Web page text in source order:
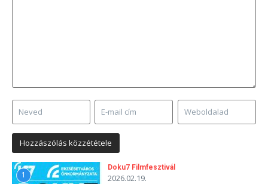
1
Doku7 Filmfesztivál
2026.02.19.